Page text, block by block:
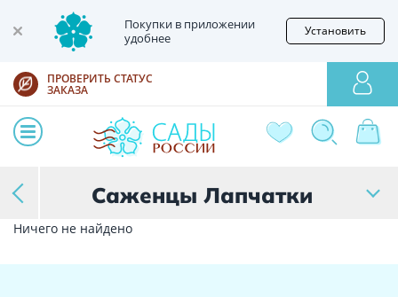
Покупки в приложении
удобнее
Установить
ПРОВЕРИТЬ СТАТУС
ЗАКАЗА
Саженцы Лапчатки
Ничего не найдено